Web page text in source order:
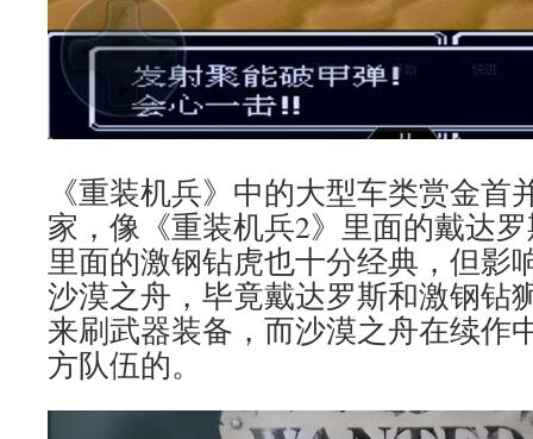
《重装机兵》中的大型车类赏金首
家，像《重装机兵2》里面的戴达
里面的激钢钻虎也十分经典，但影
沙漠之舟，毕竟戴达罗斯和激钢钻
来刷武器装备，而沙漠之舟在续作
方队伍的。